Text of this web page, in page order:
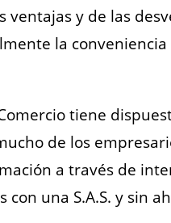
ventajas y de las
la
tiene
de los
a través de
una S.A.S. y sin